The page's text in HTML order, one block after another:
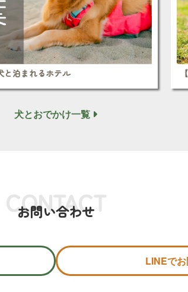
と泊まれるホテル
犬とおでかけ一覧
お問い合わせ
CONTACT
LINEで